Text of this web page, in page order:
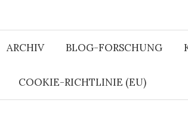
ARCHIV BLOG-FORSCHUNG
COOKIE-RICHTLINIE (EU)